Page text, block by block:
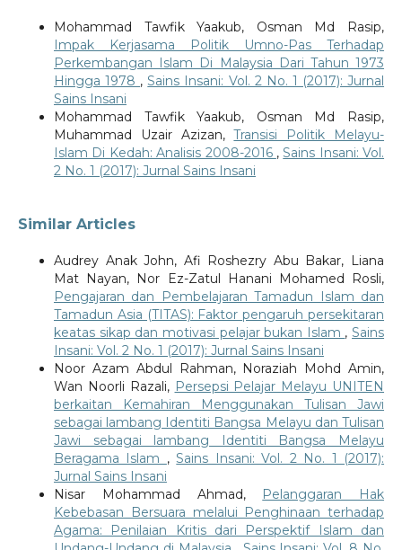
Mohammad Tawfik Yaakub, Osman Md Rasip,
Impak Kerjasama Politik Umno-Pas Terhadap
Perkembangan Islam Di Malaysia Dari Tahun 1973
Hingga 1978 ,Sains Insani: Vol. 2 No. 1 (2017): Jurnal
Sains Insani
Mohammad Tawfik Yaakub, Osman Md Rasip,
Muhammad Uzair Azizan,Transisi Politik Melayu-
Islam Di Kedah: Analisis 2008-2016 ,Sains Insani: Vol.
2 No. 1 (2017): Jurnal Sains Insani
Similar Articles
Audrey Anak John, Afi Roshezry Abu Bakar, Liana
Mat Nayan, Nor Ez-Zatul Hanani Mohamed Rosli,
Pengajaran dan Pembelajaran Tamadun Islam dan
Tamadun Asia (TITAS): Faktor pengaruh persekitaran
keatas sikap dan motivasi pelajar bukan Islam ,Sains
Insani: Vol. 2 No. 1 (2017): Jurnal Sains Insani
Noor Azam Abdul Rahman, Noraziah Mohd Amin,
Wan Noorli Razali, Persepsi Pelajar Melayu UNITEN
berkaitan Kemahiran Menggunakan Tulisan Jawi
sebagai lambang Identiti Bangsa Melayu dan Tulisan
Jawi sebagai lambang Identiti Bangsa Melayu
Beragama Islam ,Sains Insani: Vol. 2 No. 1 (2017):
Jurnal Sains Insani
Nisar Mohammad Ahmad, Pelanggaran Hak
Kebebasan Bersuara melalui Penghinaan terhadap
Agama: Penilaian Kritis dari Perspektif Islam dan